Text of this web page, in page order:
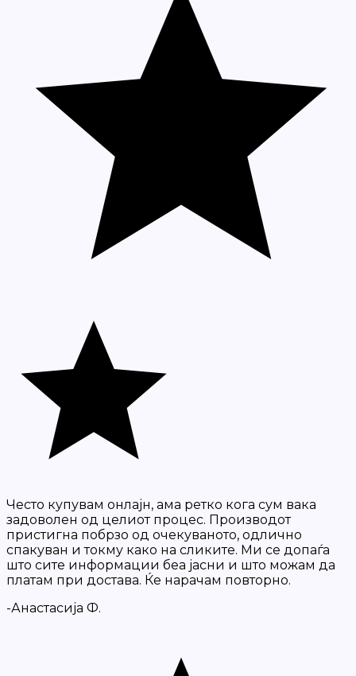
Често купувам онлајн, ама ретко кога сум вака
задоволен од целиот процес. Производот
пристигна побрзо од очекуваното, одлично
спакуван и токму како на сликите. Ми се допаѓа
што сите информации беа јасни и што можам да
платам при достава. Ќе нарачам повторно.
-Анастасија Ф.